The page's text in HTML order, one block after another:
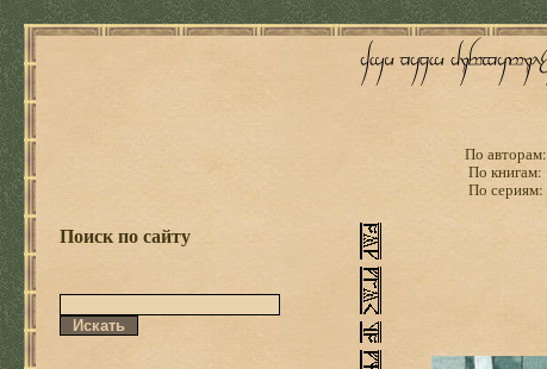
По авторам:
По книгам:
По сериям:
Поиск по сайту